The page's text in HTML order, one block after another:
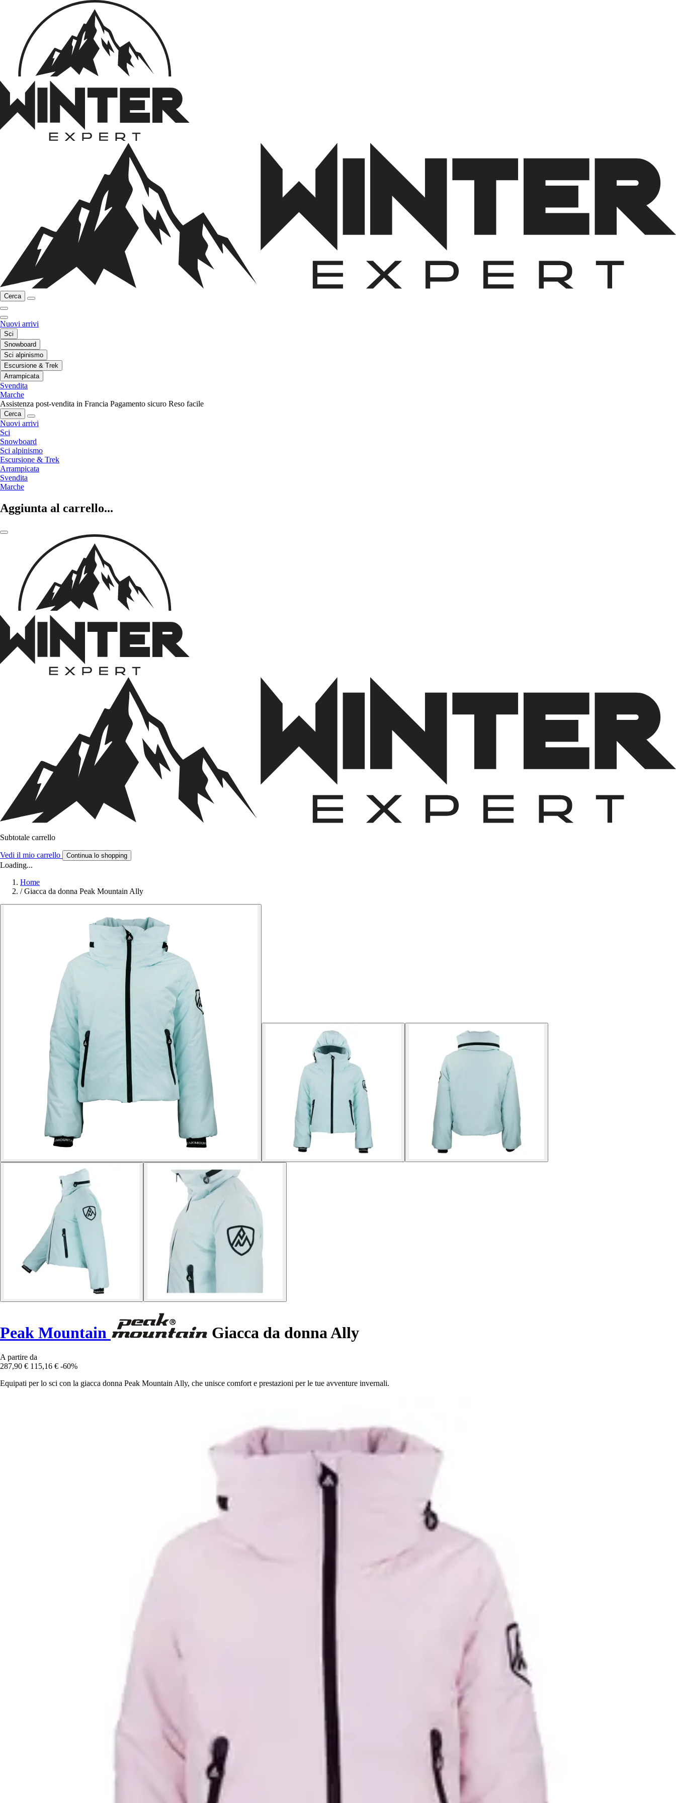
Cerca
Nuovi arrivi
Sci
Snowboard
Sci alpinismo
Escursione & Trek
Arrampicata
Svendita
Marche
Assistenza post-vendita in Francia Pagamento sicuro Reso facile
Cerca
Nuovi arrivi
Sci
Snowboard
Sci alpinismo
Escursione & Trek
Arrampicata
Svendita
Marche
Aggiunta al carrello...
Subtotale carrello
Vedi il mio carrello Continua lo shopping
Loading...
Home
/ Giacca da donna Peak Mountain Ally
Peak Mountain Giacca da donna Ally
A partire da
287,90 € 115,16 € -60%
Equipati per lo sci con la giacca donna Peak Mountain Ally, che unisce comfort e prestazioni per le tue avventure invernali.